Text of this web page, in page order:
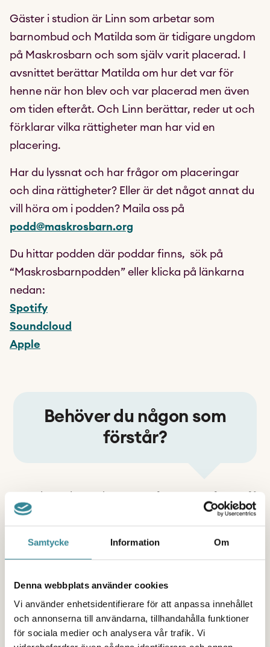
Samtycke Information Om
Denna webbplats använder cookies
Vi använder enhetsidentifierare för att anpassa innehållet
och annonserna till användarna, tillhandahålla funktioner
för sociala medier och analysera vår trafik. Vi
Gäster i studion är Linn som arbetar som
barnombud och Matilda som är tidigare ungdom
på Maskrosbarn och som själv varit placerad. I
avsnittet berättar Matilda om hur det var för
henne när hon blev och var placerad men även
om tiden efteråt. Och Linn berättar, reder ut och
förklarar vilka rättigheter man har vid en
placering.
Har du lyssnat och har frågor om placeringar
och dina rättigheter? Eller är det något annat du
vill höra om i podden? Maila oss på
podd@maskrosbarn.org
Du hittar podden där poddar finns, sök på
“Maskrosbarnpodden” eller klicka på länkarna
nedan:
Spotify
Soundcloud
Apple
Behöver du någon som
förstår?
stöd och börja må bättre. Alla som jobbar i våra
svåra hemförhållanden. Vi förstår hur det kan
VÅRA STÖD OCH AKTIVITETER